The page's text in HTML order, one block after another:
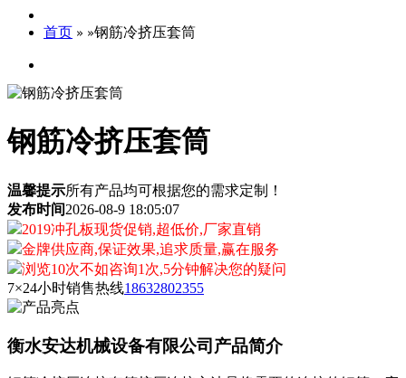
首页 » »钢筋冷挤压套筒
钢筋冷挤压套筒
温馨提示所有产品均可根据您的需求定制！
发布时间2026-08-9 18:05:07
2019冲孔板现货促销,超低价,厂家直销
金牌供应商,保证效果,追求质量,赢在服务
浏览10次不如咨询1次,5分钟解决您的疑问
7×24小时销售热线18632802355
衡水安达机械设备有限公司产品简介